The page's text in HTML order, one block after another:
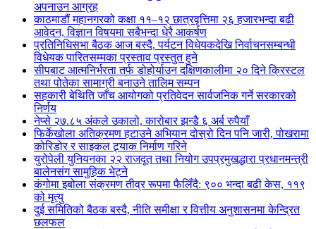
अपनाउन आग्रह
काठमाडौं महानगरको कक्षा ११–१२ छात्रवृत्तिमा २६ हजारभन्दा बढी
आवेदन, विज्ञान विषयमा सबैभन्दा धेरै आकर्षण
प्रतिनिधिसभा बैठक आज बस्दै, पर्यटन विधेयकदेखि निर्वाचनसम्बन्धी
विधेयक पारितसम्मका प्रस्ताव प्रस्तुत हुने
सीपबाट आत्मनिर्भरता तर्फ डोहोर्याउन दक्षिणकालीमा २० दिने क्रिस्टल
तथा पोतेका सामाग्री बनाउने तालिम सम्पन
सहकारी बेथिति जाँच आयोगको प्रतिवेदन सार्वजनिक गर्ने सरकारको
निर्णय
नेप्से २७.८५ अंकले उकालो, कारोबार झन्डै ६ अर्ब रुपैयाँ
फिर्केखोला अतिक्रमण हटाउने अभियान दोस्रो दिन पनि जारी, पोखरामा
कोरिडोर र साइकल ट्र्याक निर्माण गरिने
युरोपेली युनियनका २२ राजदूत तथा नियोग उपप्रमुखद्धारा प्रधानमन्त्री
बालेनसंग सामुहिक भेट्ने
कंगोमा इबोला संक्रमण तीव्र रूपमा फैलिँदै: ९०० भन्दा बढी केस, ११९
को मृत्यु
दुई समितिको बैठक बस्दै, नीति समीक्षा र वित्तीय अनुशासनमा केन्द्रित
छलफल